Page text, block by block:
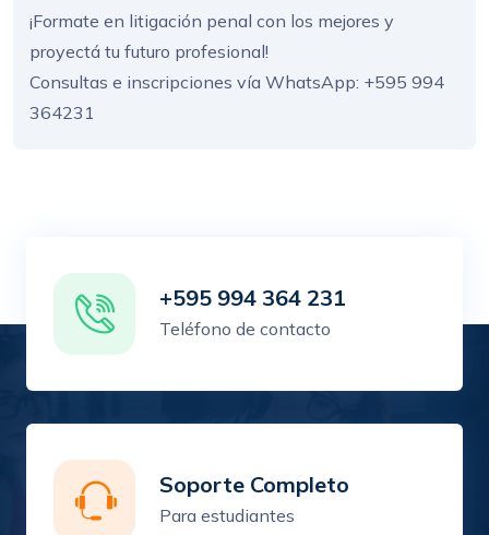
¡Formate en litigación penal con los mejores y
proyectá tu futuro profesional!
Consultas e inscripciones vía WhatsApp: +595 994
364231
+595 994 364 231
Teléfono de contacto
Soporte Completo
Para estudiantes